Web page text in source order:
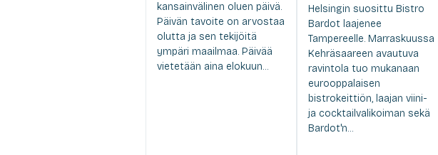
kansainvälinen oluen päivä.
Päivän tavoite on arvostaa
olutta ja sen tekijöitä
ympäri maailmaa. Päivää
vietetään aina elokuun...
Helsingin suosittu Bistro
Bardot laajenee
Tampereelle. Marraskuussa
Kehräsaareen avautuva
ravintola tuo mukanaan
eurooppalaisen
bistrokeittiön, laajan viini-
ja cocktailvalikoiman sekä
Bardot'n...